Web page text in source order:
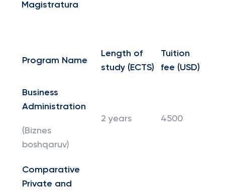
Magistratura
Program Name
Length of
study (ECTS)
Tuition
fee (USD)
Business
Administration
(Biznes
boshqaruv)
2 years 4500
Comparative
Private and